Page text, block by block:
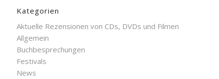
Kategorien
Aktuelle Rezensionen von CDs, DVDs und Filmen
Allgemein
Buchbesprechungen
Festivals
News